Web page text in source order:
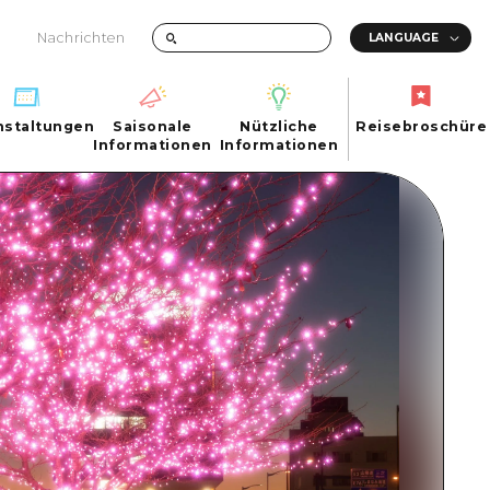
Nachrichten
City
Saisonale
Informationen
Informationen
Nützliche
Informationen
Informationen
FAQs
Foto-Download
Transportinformationen bei Katastrophen
Reisebroschüre